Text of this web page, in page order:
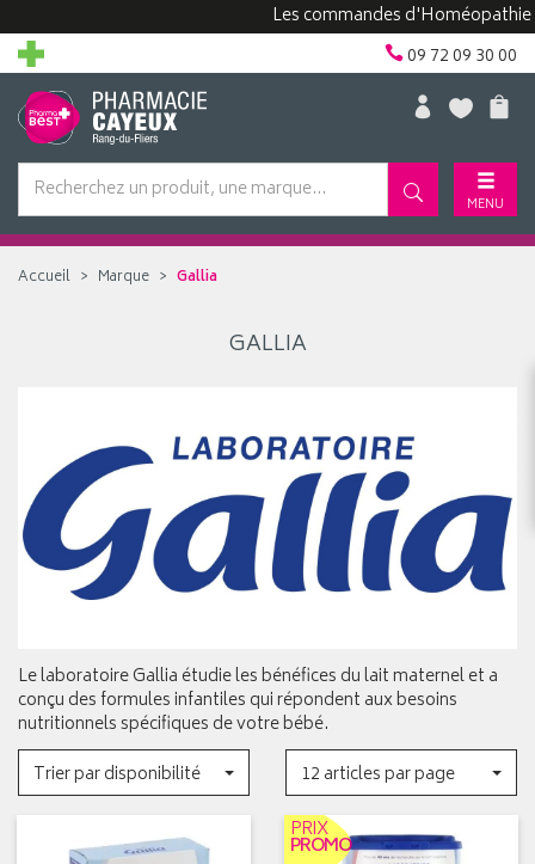
Les commandes d'Homéopathie
09 72 09 30 00
MENU
Accueil Marque Gallia
GALLIA
Le laboratoire Gallia étudie les bénéfices du lait maternel et a
conçu des formules infantiles qui répondent aux besoins
nutritionnels spécifiques de votre bébé.
Trier par disponibilité
12 articles par page
PRIX
PROMO